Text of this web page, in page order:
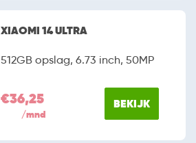
XIAOMI 14 ULTRA
512GB opslag, 6.73 inch, 50MP
€36,25
/mnd
BEKIJK